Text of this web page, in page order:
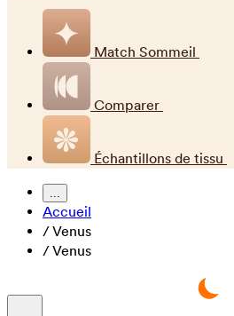
Match Sommeil
Comparer
Échantillons de tissu
...
Accueil
/Venus
/Venus